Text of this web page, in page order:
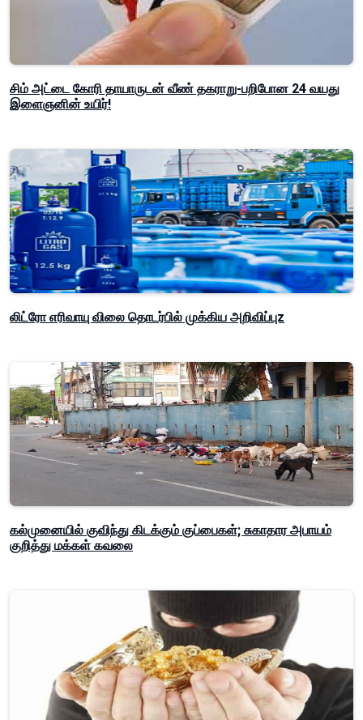
சிம் அட்டை கோரி தாயாருடன் வீண் தகராறு-பறிபோன 24 வயது
இளைஞனின் உயிர்!
லிட்ரோ எரிவாயு விலை தொடர்பில் முக்கிய அறிவிப்புz
கல்முனையில் குவிந்து கிடக்கும் குப்பைகள்; சுகாதார அபாயம்
குறித்து மக்கள் கவலை